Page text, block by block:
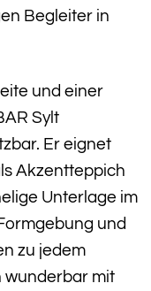
Begleiter in
und einer
Sylt
Er eignet
Akzentteppich
Unterlage im
und
zu jedem
wunderbar mit